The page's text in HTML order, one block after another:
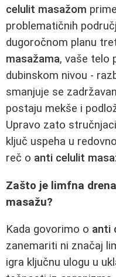
celulit masažom
problematičnih
dugoročnom planu
masažama, vaše telo
dubinskom nivou -
smanjuje se
postaju mekše i
Upravo zato
ključ uspeha u
reč o anti celulit
Zašto je limfna
masažu?
Kada govorimo o anti
zanemariti ni značaj
igra ključnu ulogu u